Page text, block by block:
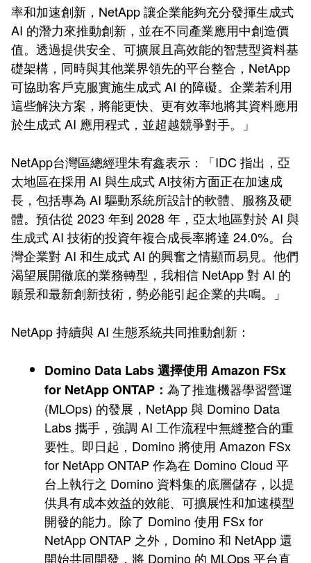
率和加速創新，NetApp 讓企業能夠充分發揮生成式
AI 的潛力來推動創新，並在不同產業應用中創造價
值。透過提供安全、可擴展且高效能的智慧型資料基
礎架構，同時與其他業界領先的平台整合，NetApp
可協助客戶克服實施生成式 AI 的障礙。企業若利用
這些解決方案，將能更快、更有效率地將其資料應用
於生成式 AI 應用程式，並超越競爭對手。」
NetApp台灣區總經理朱宥鑫表示：「IDC 指出，亞
太地區在採用 AI 與生成式 AI技術方面正在加速成
長，包括專為 AI 驅動系統所設計的軟體、服務及硬
體。預估從 2023 年到 2028 年，亞太地區對於 AI 與
生成式 AI 技術的投資年複合成長率將達 24.0%。台
灣企業對 AI 和生成式 AI 的興奮之情顯而易見。他們
渴望展開徹底的業務轉型，我相信 NetApp 對 AI 的
願景和最新創新技術，勢必能引起企業的共鳴。」
NetApp 持續與 AI 生態系統共同推動創新：
Domino Data Labs 選擇使用 Amazon FSx
for NetApp ONTAP： 為了推進機器學習營運
(MLOps) 的發展，NetApp 與 Domino Data
Labs 攜手，強調 AI 工作流程中無縫整合的重
要性。即日起，Domino 將使用 Amazon FSx
for NetApp ONTAP 作為在 Domino Cloud 平
台上執行之 Domino 資料集的底層儲存，以提
供具有成本效益的效能、可擴展性和加速模型
開發的能力。除了 Domino 使用 FSx for
NetApp ONTAP 之外，Domino 和 NetApp 還
開始共同開發，將 Domino 的 MLOps 平台直